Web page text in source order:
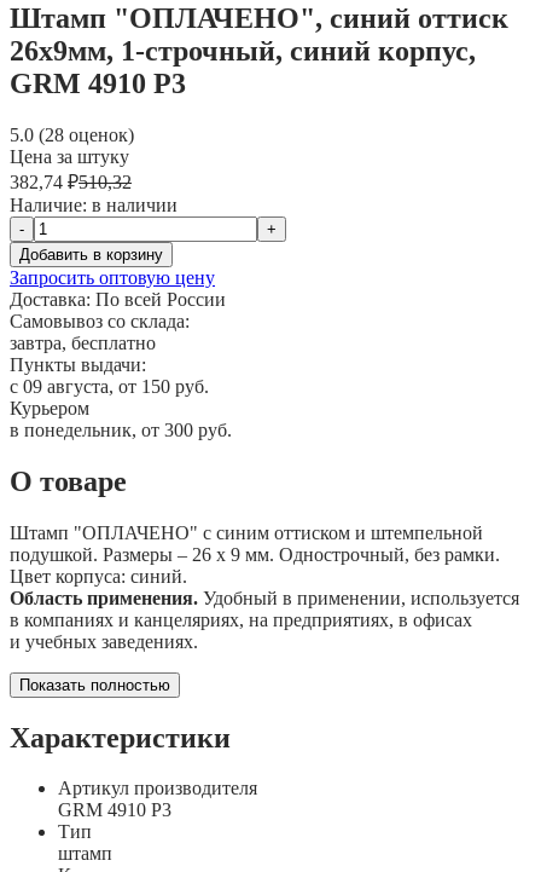
Штамп "ОПЛАЧЕНО", синий оттиск
26х9мм, 1-строчный, синий корпус,
GRM 4910 Р3
5.0 (28 оценок)
Цена за штуку
382,74 ₽510,32
Наличие: в наличии
-
+
Добавить в корзину
Запросить оптовую цену
Доставка: По всей России
Самовывоз со склада:
завтра, бесплатно
Пункты выдачи:
c 09 августа, от 150 руб.
Курьером
в понедельник, от 300 руб.
О товаре
Штамп "ОПЛАЧЕНО" с синим оттиском и штемпельной
подушкой. Размеры – 26 х 9 мм. Однострочный, без рамки.
Цвет корпуса: синий.
Область применения. Удобный в применении, используется
в компаниях и канцеляриях, на предприятиях, в офисах
и учебных заведениях.
Показать полностью
Характеристики
Артикул производителя
GRM 4910 Р3
Тип
штамп